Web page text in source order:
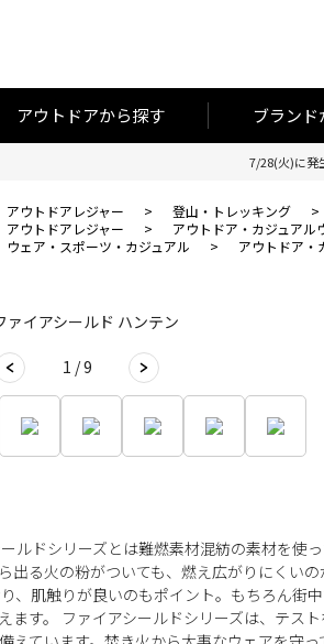
アウトドアから探す ブラン
7/28(火)に発
アウトドアレジャー > 登山・トレッキング >
アウトドアレジャー > アウトドア・カジュアル
ウェア・スポーツ・カジュアル > アウトドア・
1 / 9
ルドシリーズとは難燃素材混紡の素材を使
出る火の粉がついても、燃え広がりにくい
、肌触りが良いのもポイント。もちろん街
ます。 ファイアシールドシリーズは、テス